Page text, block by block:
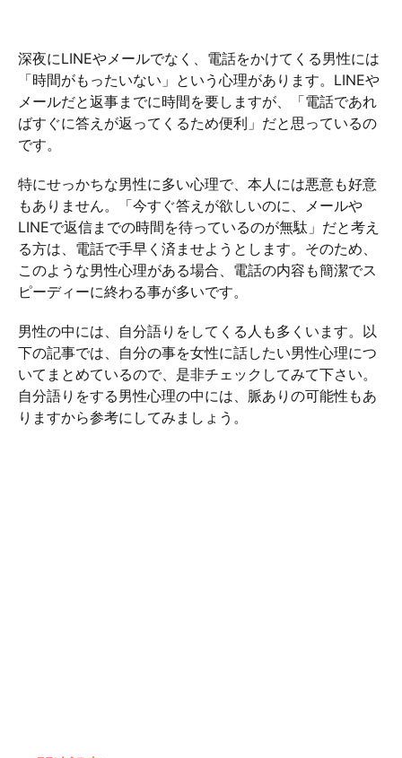
深夜にLINEやメールでなく、電話をかけてくる男性には
「時間がもったいない」という心理があります。LINEや
メールだと返事までに時間を要しますが、「電話であれ
ばすぐに答えが返ってくるため便利」だと思っているの
です。
特にせっかちな男性に多い心理で、本人には悪意も好意
もありません。「今すぐ答えが欲しいのに、メールや
LINEで返信までの時間を待っているのが無駄」だと考え
る方は、電話で手早く済ませようとします。そのため、
このような男性心理がある場合、電話の内容も簡潔でス
ピーディーに終わる事が多いです。
男性の中には、自分語りをしてくる人も多くいます。以
下の記事では、自分の事を女性に話したい男性心理につ
いてまとめているので、是非チェックしてみて下さい。
自分語りをする男性心理の中には、脈ありの可能性もあ
りますから参考にしてみましょう。